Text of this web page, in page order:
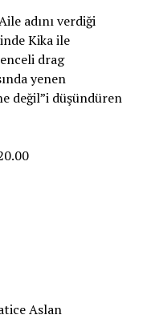
adını verdiği
Kika ile
drag
yenen
değil”i düşündüren
Aslan